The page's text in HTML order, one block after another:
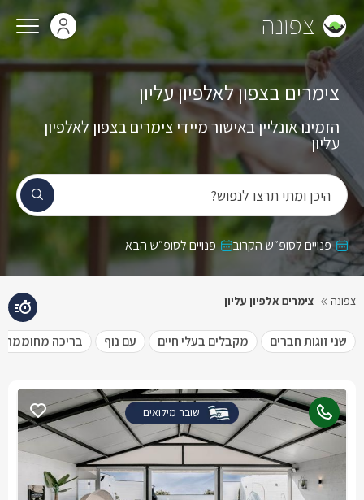
צפונה
היכן ומתי תרצו לנפוש?
צימרים בצפון לאלפיון עליון
הזמינו אונליין באישור מיידי צימרים בצפון לאלפיון
עליון
פנויים לסופ״ש הקרוב פנויים לסופ״ש הבא
צפונה צימרים אלפיון עליון
שני זוגות חברים מקבלים בעלי חיים עם נוף בריכה מחוממת
שובר מילואים